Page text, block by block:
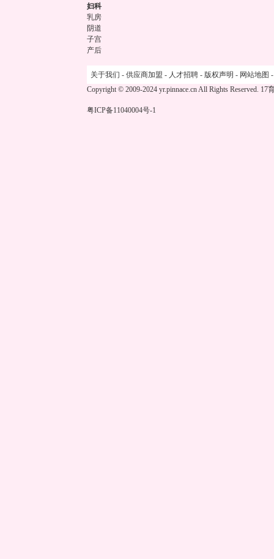
妇科
乳房
阴道
子宫
产后
关于我们 - 供应商加盟 - 人才招聘 - 版权声明 - 网站地图
Copyright © 2009-2024 yr.pinnace.cn All Rights Reserved. 17
粤ICP备11040004号-1